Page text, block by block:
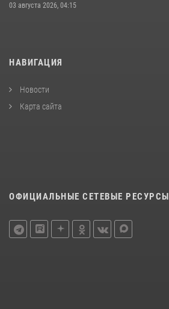
03 августа 2026, 04:15
НАВИГАЦИЯ
Новости
Карта сайта
ОФИЦИАЛЬНЫЕ СЕТЕВЫЕ РЕСУРСЫ